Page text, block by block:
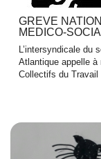
GREVE
MEDICO-
L’intersyndicale du
Atlantique appelle
Collectifs du